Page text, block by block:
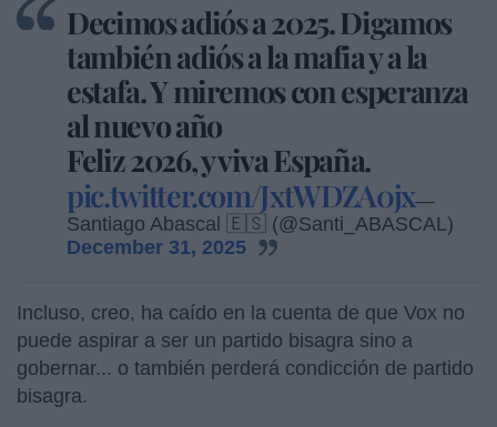
Decimos adiós a 2025. Digamos
también adiós a la mafia y a la
estafa. Y miremos con esperanza
al nuevo año
Feliz 2026, y viva España.
pic.twitter.com/JxtWDZA0jx—
Santiago Abascal 🇪🇸 (@Santi_ABASCAL)
December 31, 2025
Incluso, creo, ha caído en la cuenta de que Vox no
puede aspirar a ser un partido bisagra sino a
gobernar... o también perderá condicción de partido
bisagra.